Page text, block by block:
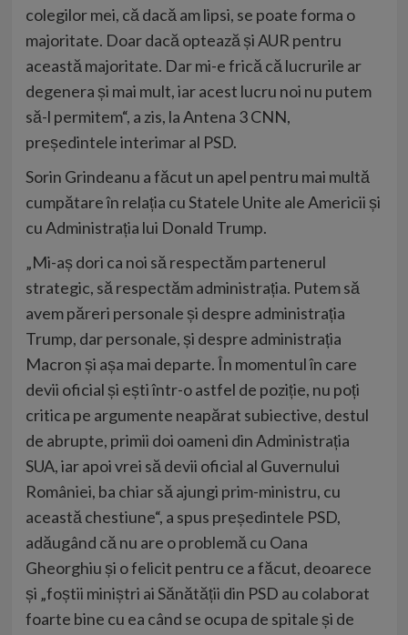
colegilor mei, că dacă am lipsi, se poate forma o
majoritate. Doar dacă optează și AUR pentru
această majoritate. Dar mi-e frică că lucrurile ar
degenera și mai mult, iar acest lucru noi nu putem
să-l permitem“, a zis, la Antena 3 CNN,
președintele interimar al PSD.
Sorin Grindeanu a făcut un apel pentru mai multă
cumpătare în relația cu Statele Unite ale Americii și
cu Administrația lui Donald Trump.
„Mi-aș dori ca noi să respectăm partenerul
strategic, să respectăm administrația. Putem să
avem păreri personale și despre administrația
Trump, dar personale, și despre administrația
Macron și așa mai departe. În momentul în care
devii oficial și ești într-o astfel de poziție, nu poți
critica pe argumente neapărat subiective, destul
de abrupte, primii doi oameni din Administrația
SUA, iar apoi vrei să devii oficial al Guvernului
României, ba chiar să ajungi prim-ministru, cu
această chestiune“, a spus președintele PSD,
adăugând că nu are o problemă cu Oana
Gheorghiu și o felicit pentru ce a făcut, deoarece
și „foștii miniștri ai Sănătății din PSD au colaborat
foarte bine cu ea când se ocupa de spitale și de